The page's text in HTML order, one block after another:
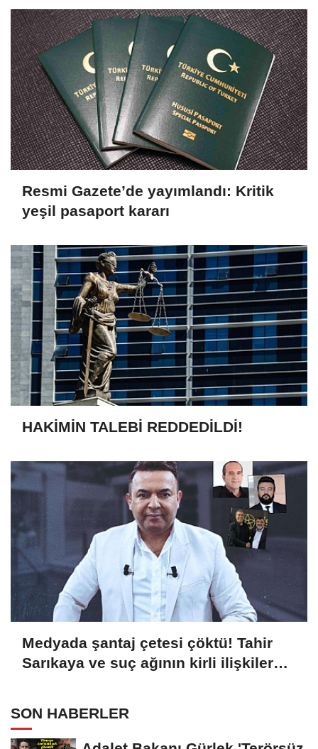
Resmi Gazete’de yayımlandı: Kritik
yeşil pasaport kararı
HAKİMİN TALEBİ REDDEDİLDİ!
Medyada şantaj çetesi çöktü! Tahir
Sarıkaya ve suç ağının kirli ilişkiler
SON HABERLER